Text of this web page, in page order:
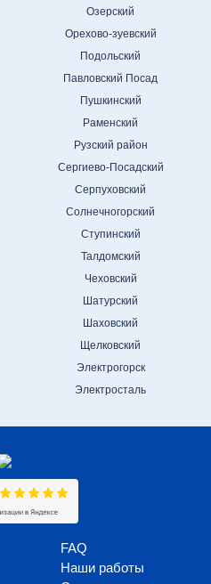
Озерский
Орехово-зуевский
Подольский
Павловский Посад
Пушкинский
Раменский
Рузский район
Сергиево-Посадский
Серпуховский
Солнечногорский
Ступинский
Талдомский
Чеховский
Шатурский
Шаховский
Щелковский
Электрогорск
Электросталь
FAQ
Наши работы